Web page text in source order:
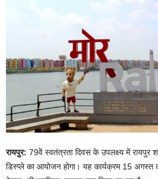
रायपुर: 79वें स्वतंत्रता दिवस के उपलक्ष्य में रायपुर
डिस्प्ले का आयोजन होगा। यह कार्यक्रम 15